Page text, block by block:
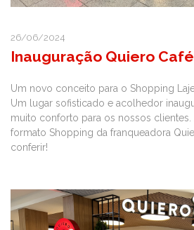
26/06/2024
Inauguração Quiero Café
Um novo conceito para o Shopping
Um lugar sofisticado e acolhedor
muito conforto para os nossos
formato Shopping da franqueadora
conferir!